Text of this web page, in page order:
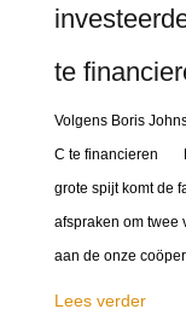
te
Volgens Boris
C te financieren
grote spijt komt de
afspraken om twee
aan de onze
Lees verder